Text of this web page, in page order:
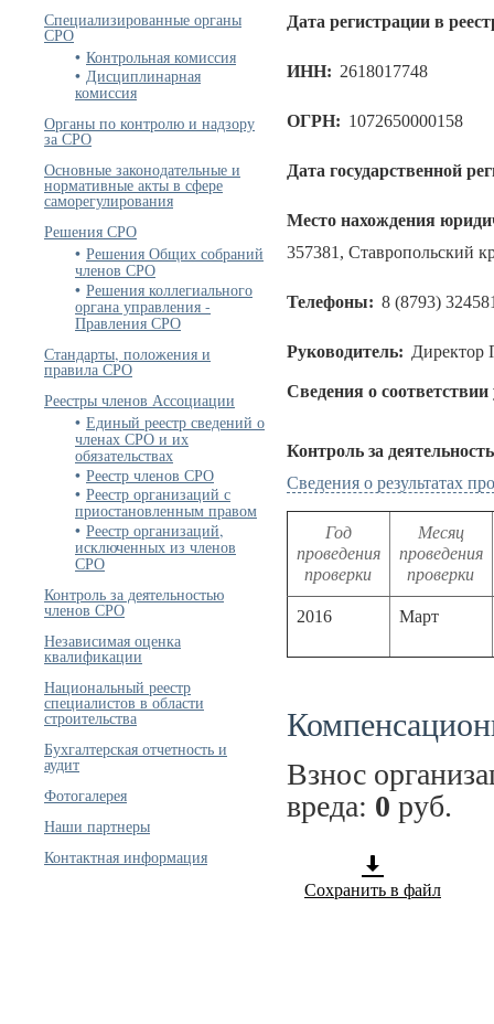
Специализированные органы
СРО
Контрольная комиссия
Дисциплинарная
комиссия
Органы по контролю и надзору
за СРО
Основные законодательные и
нормативные акты в сфере
саморегулирования
Решения СРО
Решения Общих собраний
членов СРО
Решения коллегиального
органа управления -
Правления СРО
Стандарты, положения и
правила СРО
Реестры членов Ассоциации
Единый реестр сведений о
членах СРО и их
обязательствах
Реестр членов СРО
Реестр организаций с
приостановленным правом
Реестр организаций,
исключенных из членов
СРО
Контроль за деятельностью
членов СРО
Независимая оценка
квалификации
Национальный реестр
специалистов в области
строительства
Бухгалтерская отчетность и
аудит
Фотогалерея
Наши партнеры
Контактная информация
Дата регистрации в
ИНН: 2618017748
ОГРН: 1072650000158
Дата государственной
Место нахождения
357381, Ставропольский
Телефоны: 8 (8793)
Руководитель: Директор
Сведения о
Контроль за
Сведения о результатах
Год
проведения
проверки
Месяц
проведения
проверки
2016 Март
Взнос
вреда: 0 руб.
Сохранить в файл